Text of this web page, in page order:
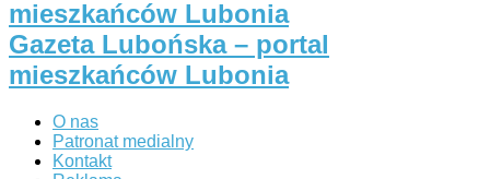
Gazeta Lubońska – portal
mieszkańców Lubonia
O nas
Patronat medialny
Kontakt